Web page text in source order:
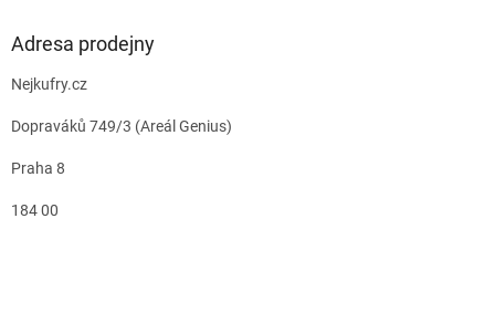
Adresa prodejny
Nejkufry.cz
Dopraváků 749/3 (Areál Genius)
Praha 8
184 00